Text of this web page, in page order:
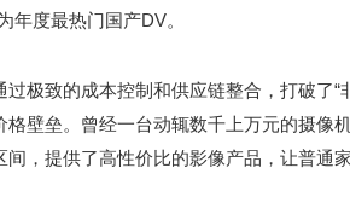
年度最热门国产DV。
极致的成本控制和供应链整合，打破了“
格壁垒。曾经一台动辄数千上万元的摄像
间，提供了高性价比的影像产品，让普通